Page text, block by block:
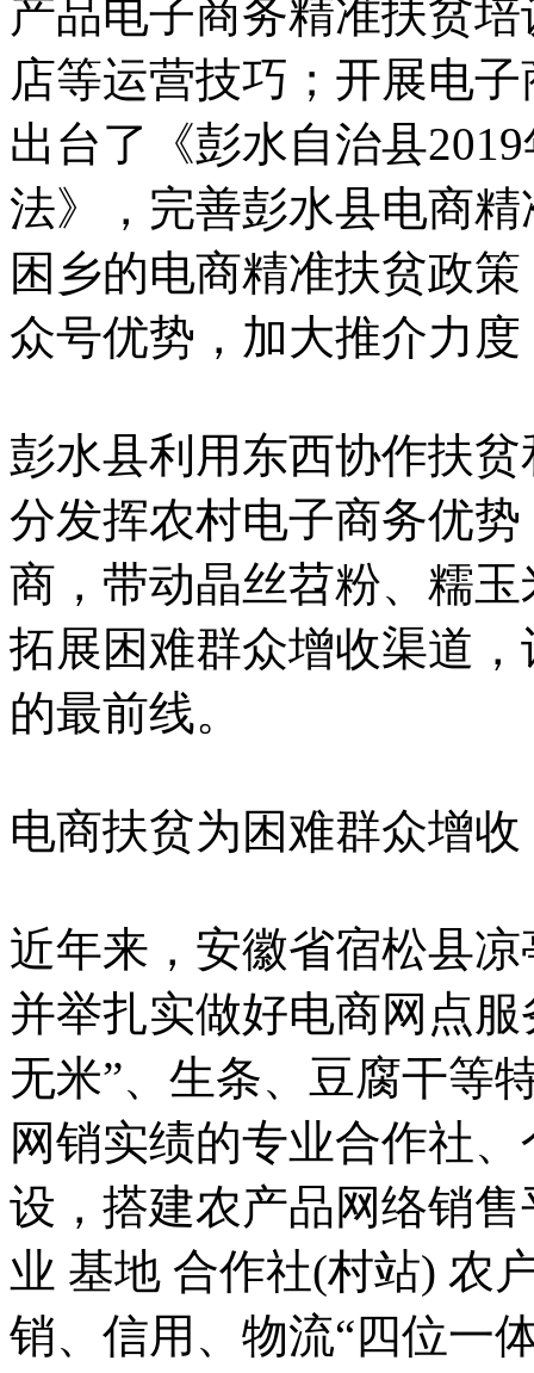
产品电子商务精准扶贫
店等运营技巧；开展电
出台了《彭水自治县
法》，完善彭水县电商
困乡的电商精准扶贫政
众号优势，加大推介力
彭水县利用东西协作扶
分发挥农村电子商务优
商，带动晶丝苕粉、糯
拓展困难群众增收渠道
的最前线。
电商扶贫为困难群众增收
近年来，安徽省宿松县
并举扎实做好电商网点
无米”、生条、豆腐干等
网销实绩的专业合作社
设，搭建农产品网络销
业 基地 合作社(村站) 农
销、信用、物流“四位一